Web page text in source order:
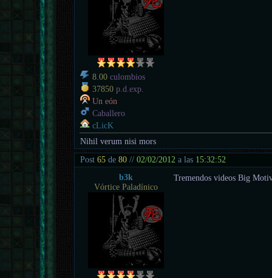
8.00 culombios
37850 p.d.exp.
Un eón
Caballero
cLicK
Nihil verum nisi mors
Post65 de80 //02/02/2012 a las 15:32:52
b3k
Vórtice Paladínico
Tremendos videos Big